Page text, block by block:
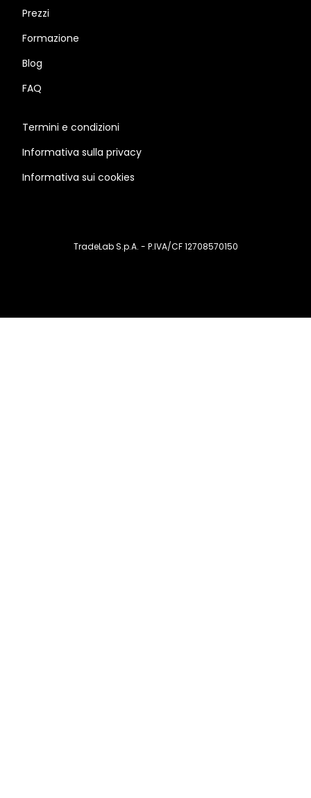
Prezzi
Formazione
Blog
FAQ
Termini e condizioni
Informativa sulla privacy
Informativa sui cookies
TradeLab S.p.A. - P.IVA/CF 12708570150